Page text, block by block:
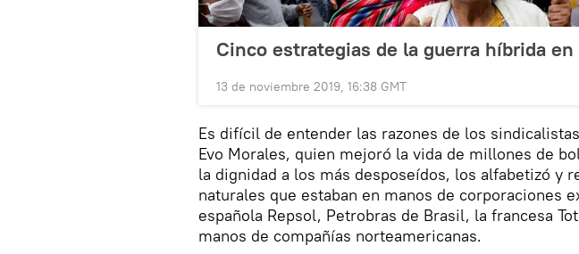
Cinco estrategias de la guerra híbrida
13 de noviembre 2019, 16:38 GMT
Es difícil de entender las razones de los
Evo Morales, quien mejoró la vida de millones de
la dignidad a los más desposeídos, los alfabetizó y
naturales que estaban en manos de corporaciones
española Repsol, Petrobras de Brasil, la francesa
manos de compañías norteamericanas.